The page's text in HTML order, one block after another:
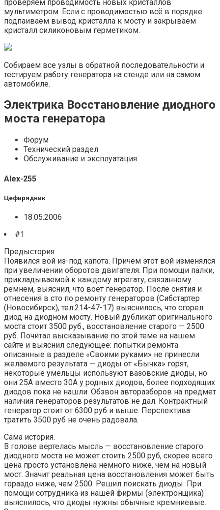
проверяем проводимость новых кристаллов
мультиметром. Если с проводимостью всё в порядке
подпаиваем вывод кристалла к мосту и закрываем
кристалл силиконовым герметиком.
Собираем все узлы в обратной последовательности и
тестируем работу генератора на стенде или на самом
автомобиле.
Электрика Восстановление диодного
моста генератора
Форум
Технический раздел
Обслуживание и эксплуатация
Alex-255
Цефирядник
18.05.2006
#1
Предыстория.
Появился вой из-под капота. Причем этот вой изменялся
при увеличении оборотов двигателя. При помощи палки,
прикладываемой к каждому агрегату, связанному
ремнем, выяснил, что воет генератор. После снятия и
отнесения в сто по ремонту генераторов (Сибстартер
(Новосибирск), тел.214-47-17) выяснилось, что сгорел
диод на диодном мосту. Новый дубликат оригинального
моста стоит 3500 руб., восстановление старого — 2500
руб. Почитал высказывание по этой теме на нашем
сайте и выяснил следующее: попытки ремонта
описанные в разделе «Своими руками» не принесли
желаемого результата — диоды от «Бычка» горят,
некоторые умельцы используют вазовские диоды, но
они 25А вместо 30А у родных диодов, более подходящих
диодов пока не нашли. Обзвон авторазборов на предмет
наличия генераторов результатов не дал. Контрактный
генератор стоит от 6300 руб и выше. Перспектива
тратить 3500 руб не очень радовала.
Сама история.
В голове вертелась мысль — восстановление старого
диодного моста не может стоить 2500 руб, скорее всего
цена просто установлена немного ниже, чем на новый
мост. Значит реальная цена восстановления может быть
гораздо ниже, чем 2500. Решил поискать диоды. При
помощи сотрудника из нашей фирмы (электронщика)
выяснилось, что диоды нужны обычные кремниевые.